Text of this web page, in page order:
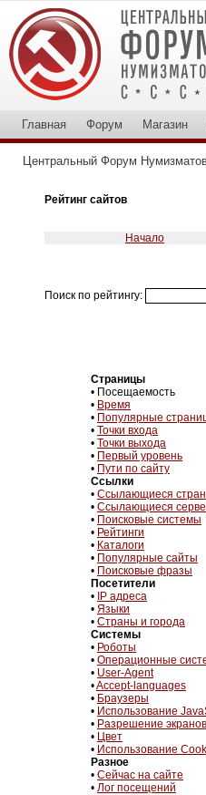
Главная Форум Магазин
Центральный Форум
Рейтинг сайтов
Начало
Поиск по рейтингу:
Страницы
• Посещаемость
• Время
• Популярные
• Точки входа
• Точки выхода
• Первый уровень
• Пути по сайту
Ссылки
• Ссылающиеся
• Ссылающиеся
• Поисковые системы
• Рейтинги
• Каталоги
• Популярные сайты
• Поисковые фразы
Посетители
• IP адреса
• Языки
• Страны и города
Системы
• Роботы
• Операционные
• User-Agent
•Accept-languages
• Браузеры
• Использование
• Разрешение экранов
• Цвет
• Использование
Разное
• Сейчас на сайте
• Лог посещений